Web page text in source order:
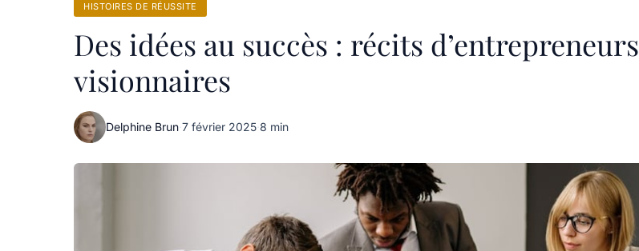
HISTOIRES DE RÉUSSITE
Des idées au succès : récits d’entrepreneurs
visionnaires
Delphine Brun·7 février 2025·8 min